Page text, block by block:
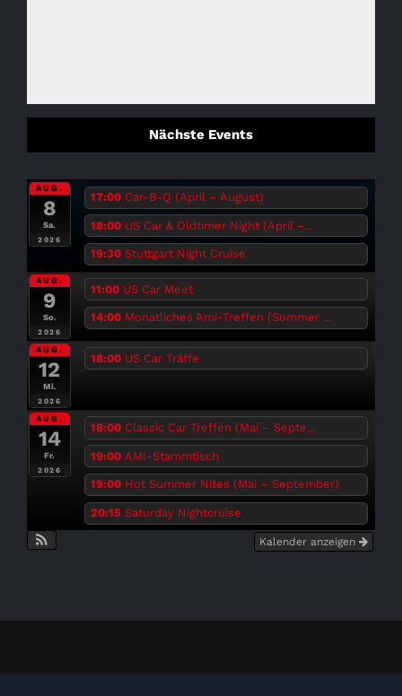
Nächste Events
AUG.
8
Sa.
2026
17:00 Car-B-Q (April – August)
18:00 US Car & Oldtimer Night (April –...
19:30 Stuttgart Night Cruise
AUG.
9
So.
2026
11:00 US Car Meet
14:00 Monatliches Ami-Treffen (Sommer ...
AUG.
12
Mi.
2026
18:00 US Car Träffe
AUG.
14
Fr.
2026
18:00 Classic Car Treffen (Mai – Septe...
19:00 AMI-Stammtisch
19:00 Hot Summer Nites (Mai – September)
20:15 Saturday Nightcruise
Kalender anzeigen